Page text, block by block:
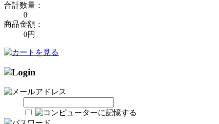
合計数量：
0
商品金額：
0円